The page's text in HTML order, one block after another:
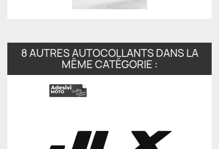
8 AUTRES AUTOCOLLANTS DANS LA
MÊME CATÉGORIE :